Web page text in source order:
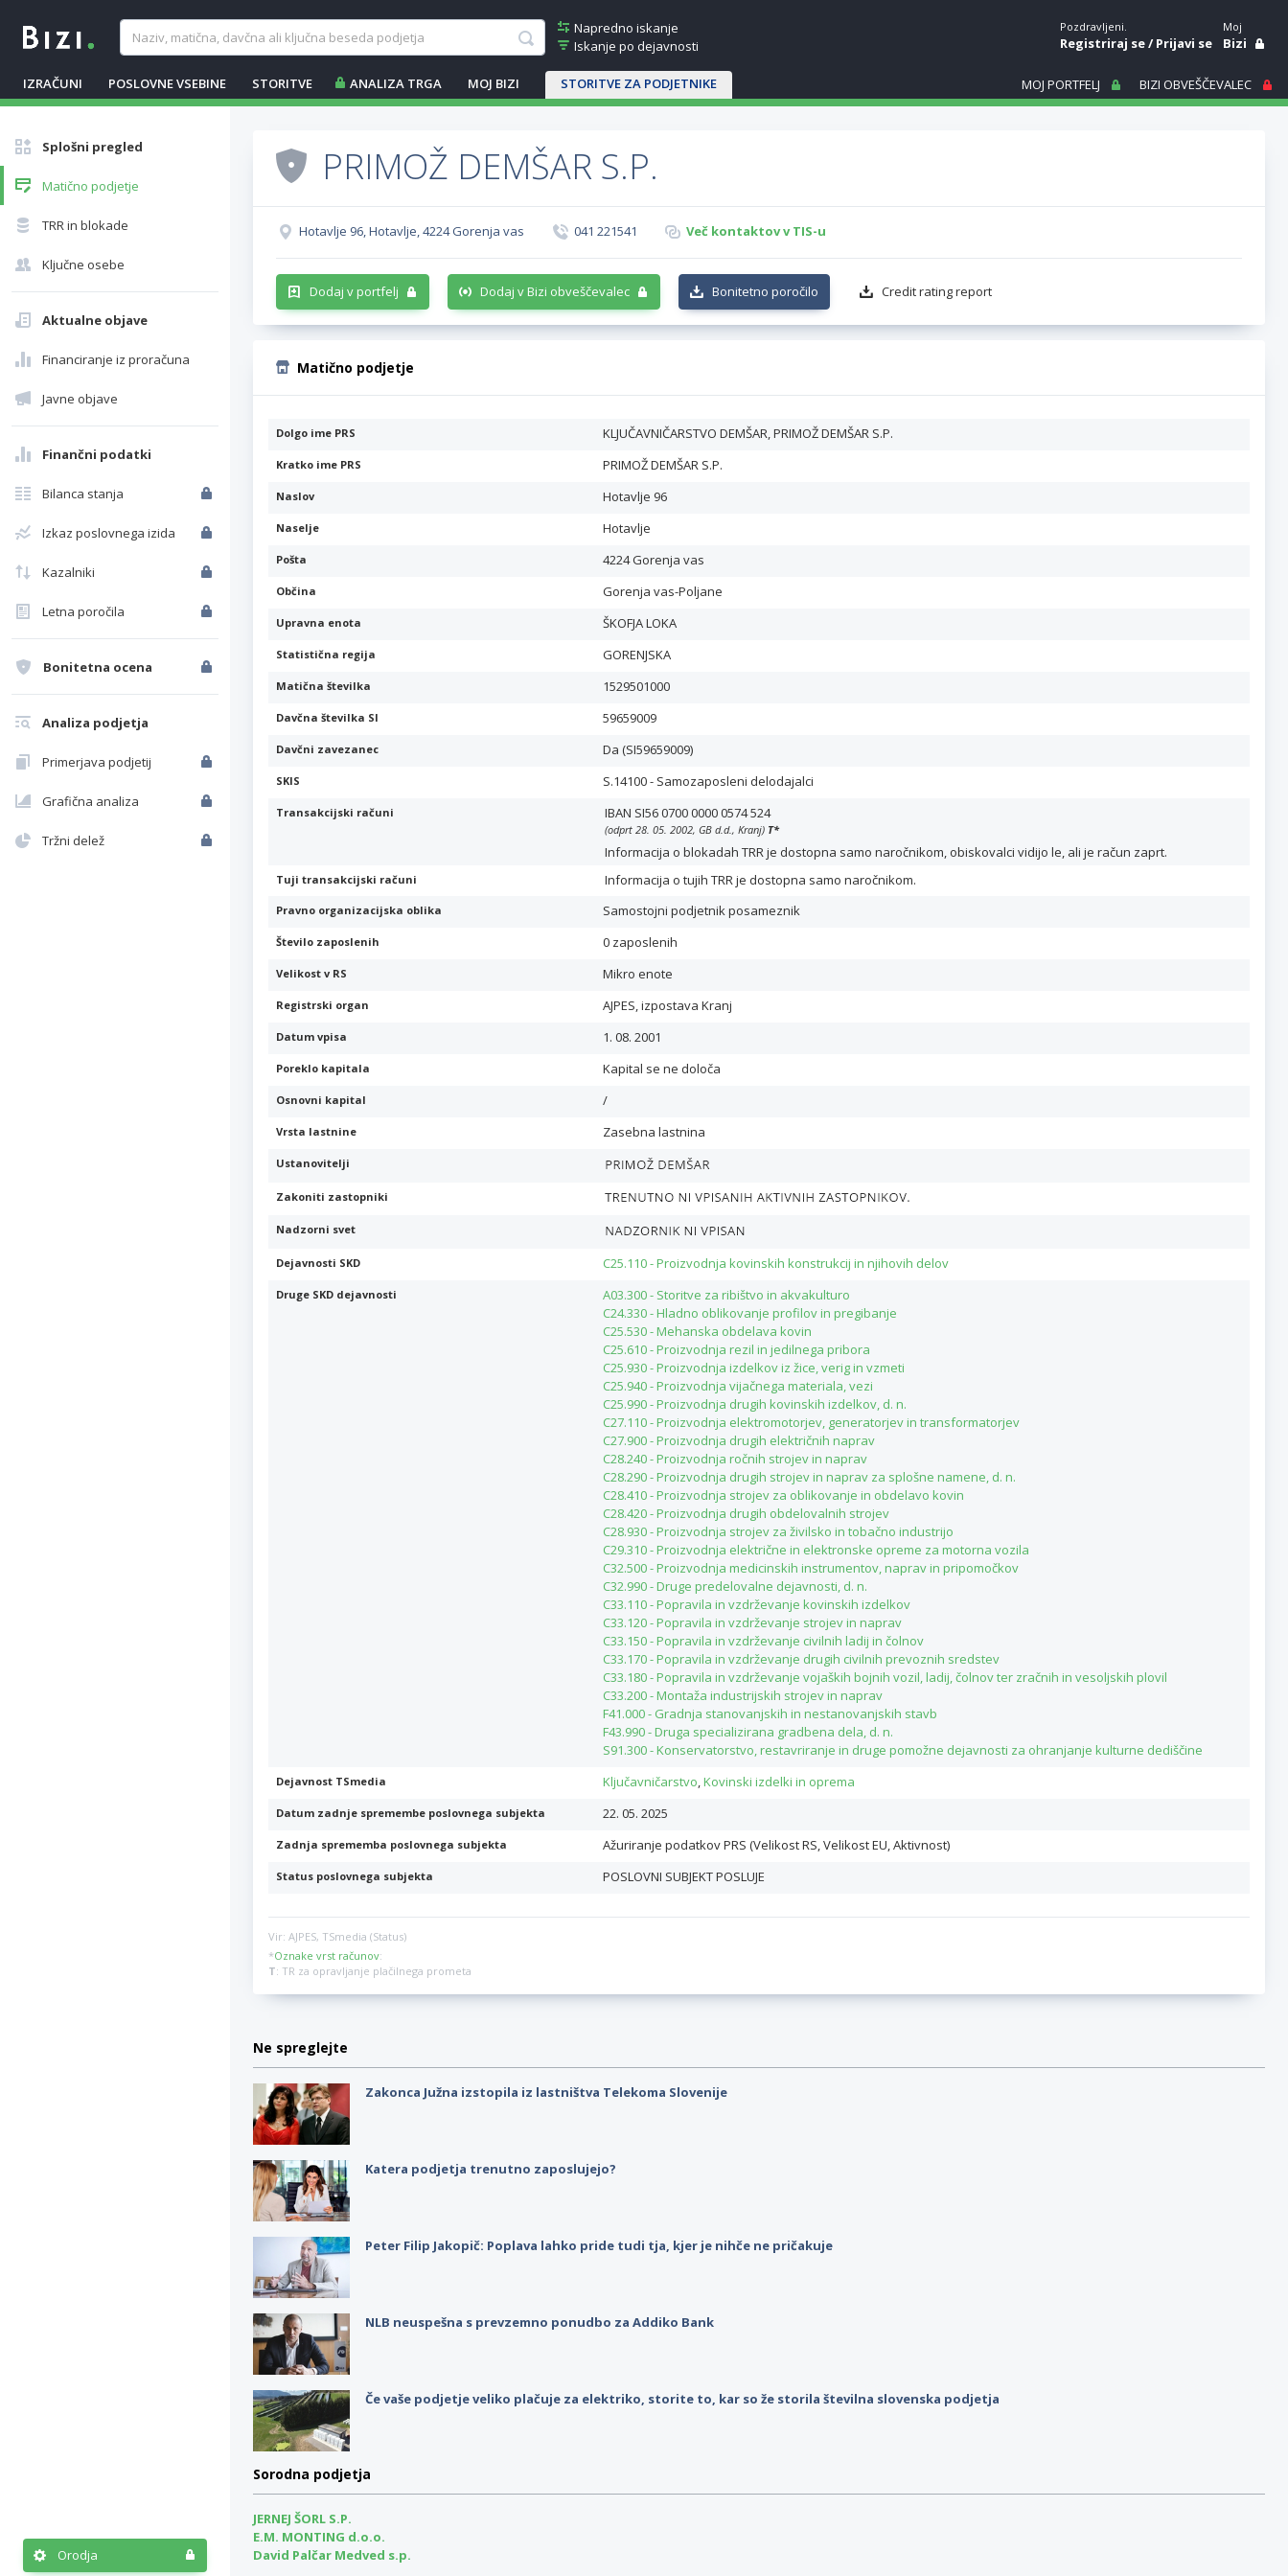
Napredno iskanje
Iskanje po dejavnosti
IZRAČUNI POSLOVNE VSEBINE STORITVE ANALIZA TRGA MOJ BIZI STORITVE ZA PODJETNIKE
Pozdravljeni.
Registriraj se/Prijavi se
Moj
Bizi
MOJ PORTFELJ BIZI OBVEŠČEVALEC
Splošni pregled
Matično podjetje
TRR in blokade
Ključne osebe
Aktualne objave
Financiranje iz proračuna
Javne objave
Finančni podatki
Bilanca stanja
Izkaz poslovnega izida
Kazalniki
Letna poročila
Bonitetna ocena
Analiza podjetja
Primerjava podjetij
Grafična analiza
Tržni delež
Orodja
PRIMOŽ DEMŠAR S.P.
Hotavlje 96, Hotavlje, 4224 Gorenja vas 041 221541 Več kontaktov v TIS-u
Dodaj v portfelj Dodaj v Bizi obveščevalec Bonitetno poročilo Credit rating report
Matično podjetje
Dolgo ime PRS KLJUČAVNIČARSTVO DEMŠAR, PRIMOŽ DEMŠAR S.P.
Kratko ime PRS PRIMOŽ DEMŠAR S.P.
Naslov Hotavlje 96
Naselje Hotavlje
Pošta 4224 Gorenja vas
Občina Gorenja vas-Poljane
Upravna enota ŠKOFJA LOKA
Statistična regija GORENJSKA
Matična številka 1529501000
Davčna številka SI 59659009
Davčni zavezanec Da (SI59659009)
SKIS S.14100 - Samozaposleni delodajalci
Transakcijski računi IBAN SI56 0700 0000 0574 524
(odprt 28. 05. 2002, GB d.d., Kranj) T*
Informacija o blokadah TRR je dostopna samo naročnikom, obiskovalci vidijo le, ali je račun zaprt.
Tuji transakcijski računi Informacija o tujih TRR je dostopna samo naročnikom.
Pravno organizacijska oblika Samostojni podjetnik posameznik
Število zaposlenih 0 zaposlenih
Velikost v RS Mikro enote
Registrski organ AJPES, izpostava Kranj
Datum vpisa 1. 08. 2001
Poreklo kapitala Kapital se ne določa
Osnovni kapital /
Vrsta lastnine Zasebna lastnina
Ustanovitelji
Zakoniti zastopniki
Nadzorni svet
Dejavnosti SKD C25.110 - Proizvodnja kovinskih konstrukcij in njihovih delov
Druge SKD dejavnosti
A03.300 - Storitve za ribištvo in akvakulturo
C24.330 - Hladno oblikovanje profilov in pregibanje
C25.530 - Mehanska obdelava kovin
C25.610 - Proizvodnja rezil in jedilnega pribora
C25.930 - Proizvodnja izdelkov iz žice, verig in vzmeti
C25.940 - Proizvodnja vijačnega materiala, vezi
C25.990 - Proizvodnja drugih kovinskih izdelkov, d. n.
C27.110 - Proizvodnja elektromotorjev, generatorjev in transformatorjev
C27.900 - Proizvodnja drugih električnih naprav
C28.240 - Proizvodnja ročnih strojev in naprav
C28.290 - Proizvodnja drugih strojev in naprav za splošne namene, d. n.
C28.410 - Proizvodnja strojev za oblikovanje in obdelavo kovin
C28.420 - Proizvodnja drugih obdelovalnih strojev
C28.930 - Proizvodnja strojev za živilsko in tobačno industrijo
C29.310 - Proizvodnja električne in elektronske opreme za motorna vozila
C32.500 - Proizvodnja medicinskih instrumentov, naprav in pripomočkov
C32.990 - Druge predelovalne dejavnosti, d. n.
C33.110 - Popravila in vzdrževanje kovinskih izdelkov
C33.120 - Popravila in vzdrževanje strojev in naprav
C33.150 - Popravila in vzdrževanje civilnih ladij in čolnov
C33.170 - Popravila in vzdrževanje drugih civilnih prevoznih sredstev
C33.180 - Popravila in vzdrževanje vojaških bojnih vozil, ladij, čolnov ter zračnih in vesoljskih plovil
C33.200 - Montaža industrijskih strojev in naprav
F41.000 - Gradnja stanovanjskih in nestanovanjskih stavb
F43.990 - Druga specializirana gradbena dela, d. n.
S91.300 - Konservatorstvo, restavriranje in druge pomožne dejavnosti za ohranjanje kulturne dediščine
Dejavnost TSmedia Ključavničarstvo ,Kovinski izdelki in oprema
Datum zadnje spremembe poslovnega subjekta 22. 05. 2025
Zadnja sprememba poslovnega subjekta Ažuriranje podatkov PRS (Velikost RS, Velikost EU, Aktivnost)
Status poslovnega subjekta POSLOVNI SUBJEKT POSLUJE
Vir: AJPES, TSmedia (Status)
*Oznake vrst računov:
T: TR za opravljanje plačilnega prometa
Ne spreglejte
Zakonca Južna izstopila iz lastništva Telekoma Slovenije
Katera podjetja trenutno zaposlujejo?
Peter Filip Jakopič: Poplava lahko pride tudi tja, kjer je nihče ne pričakuje
NLB neuspešna s prevzemno ponudbo za Addiko Bank
Če vaše podjetje veliko plačuje za elektriko, storite to, kar so že storila številna slovenska podjetja
Sorodna podjetja
JERNEJ ŠORL S.P.
E.M. MONTING d.o.o.
David Palčar Medved s.p.